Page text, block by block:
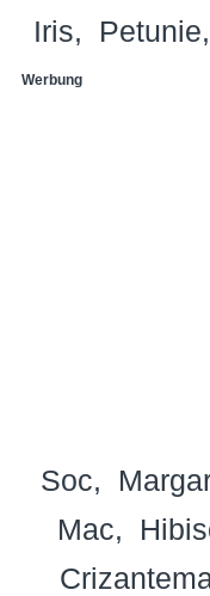
Iris
Petunie
Werbung
Soc
Mac
Crizantema